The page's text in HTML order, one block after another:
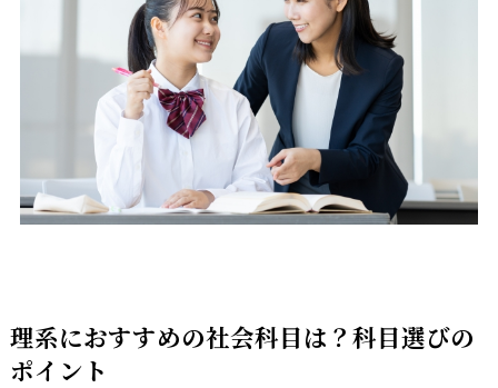
理系におすすめの社会科目は？科目選びの
ポイント